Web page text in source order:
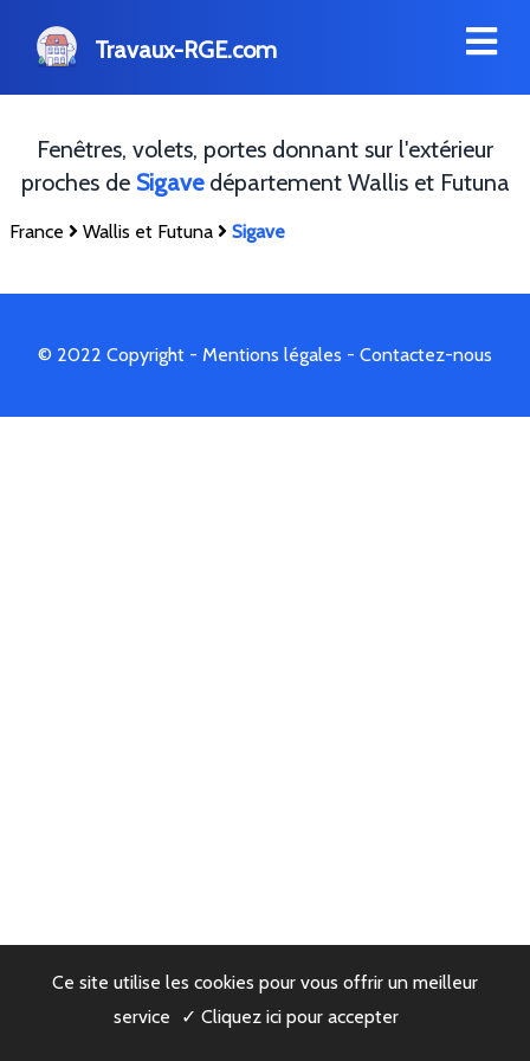
Travaux-RGE.com
Fenêtres, volets, portes donnant sur l'extérieur
proches de Sigavedépartement Wallis et Futuna
France Wallis et Futuna Sigave
© 2022 Copyright - Mentions légales - Contactez-nous
Ce site utilise les cookies pour vous offrir un meilleur
service
✓ Cliquez ici pour accepter